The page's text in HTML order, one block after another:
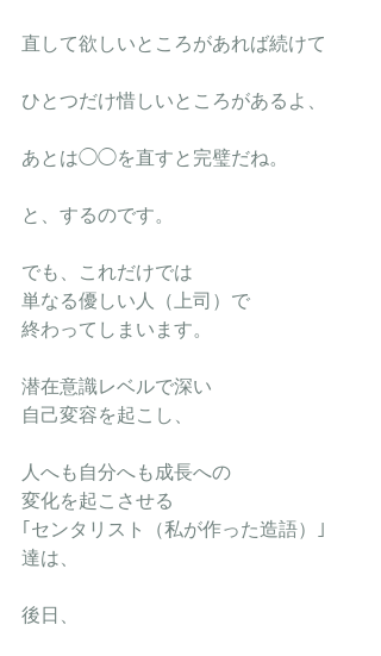
直して欲しいところがあれば続けて
ひとつだけ惜しいところがあるよ、
あとは◯◯を直すと完璧だね。
と、するのです。
でも、これだけでは
単なる優しい人（上司）で
終わってしまいます。
潜在意識レベルで深い
自己変容を起こし、
人へも自分へも成長への
変化を起こさせる
｢センタリスト（私が作った造語）｣
達は、
後日、